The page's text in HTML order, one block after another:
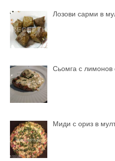
Лозови сарми в
Сьомга с лимонов
Миди с ориз в